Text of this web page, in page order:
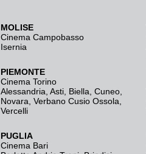
MOLISE
Cinema Campobasso
Isernia
PIEMONTE
Cinema Torino
Alessandria Asti Biella Cuneo
Novara Verbano Cusio Ossola
Vercelli
PUGLIA
Cinema Bari